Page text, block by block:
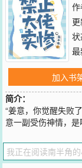
作
最
加入书
简介：
“姜意，你觉醒失败
意一副受伤神情，
意，你说你好惨，
语气，做好放弃一